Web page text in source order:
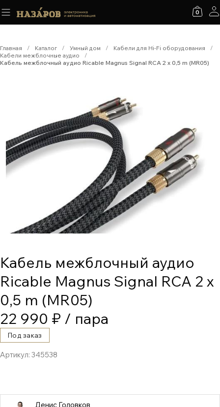
0
Главная / Каталог / Умный дом / Кабели для Hi-Fi оборудования
/
Кабели межблочные аудио
/
Кабель межблочный аудио Ricable Magnus Signal RCA 2 x 0,5 m (MR05)
Кабель межблочный аудио
Ricable Magnus Signal RCA 2 x
0,5 m (MR05)
22 990 ₽ / пара
Под заказ
Артикул: 345538
Денис Головков